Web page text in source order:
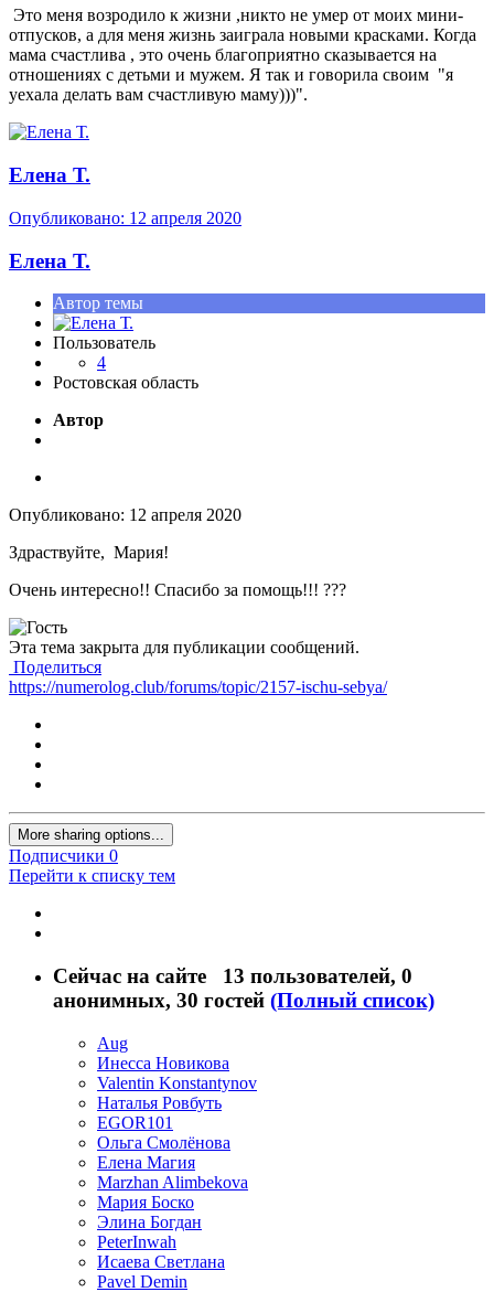
Это меня возродило к жизни ,никто не умер от моих мини-
отпусков, а для меня жизнь заиграла новыми красками. Когда
мама счастлива , это очень благоприятно сказывается на
отношениях с детьми и мужем. Я так и говорила своим "я
уехала делать вам счастливую маму)))".
Елена Т.
Опубликовано: 12 апреля 2020
Елена Т.
Автор темы
Пользователь
4
Ростовская область
Автор
Опубликовано: 12 апреля 2020
Здраствуйте, Мария!
Очень интересно!! Спасибо за помощь!!! ???
Эта тема закрыта для публикации сообщений.
Поделиться
https://numerolog.club/forums/topic/2157-ischu-sebya/
More sharing options...
Подписчики 0
Перейти к списку тем
Сейчас на сайте 13 пользователей, 0
анонимных, 30 гостей (Полный список)
Aug
Инесса Новикова
Valentin Konstantynov
Наталья Ровбуть
EGOR101
Ольга Смолёнова
Елена Магия
Marzhan Alimbekova
Мария Боско
Элина Богдан
PeterInwah
Исаева Светлана
Pavel Demin